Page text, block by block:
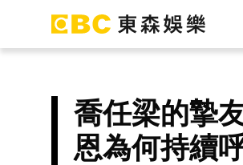
喬任梁的摯
恩為何持續